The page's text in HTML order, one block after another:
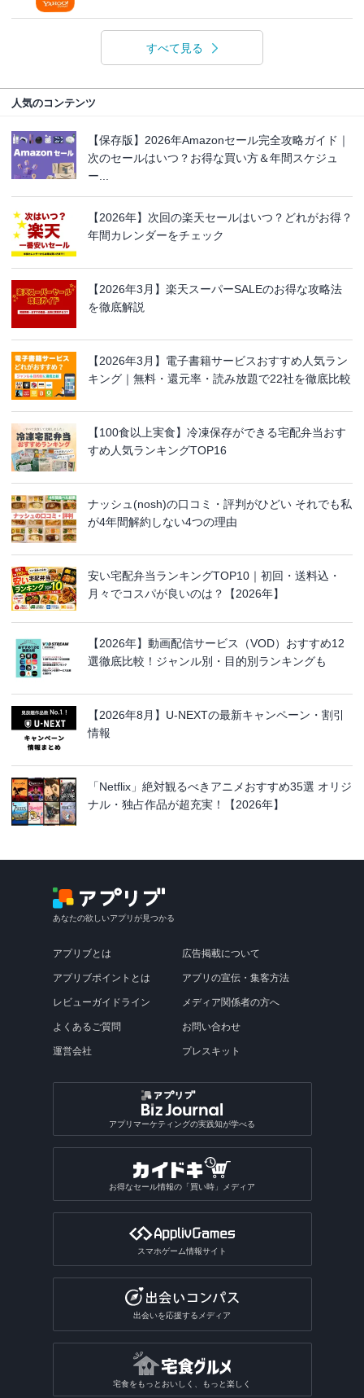
すべて見る
人気のコンテンツ
【保存版】2026年Amazonセール完全攻略ガイド｜
次のセールはいつ？お得な買い方＆年間スケジュ
ー...
【2026年】次回の楽天セールはいつ？どれがお得？
年間カレンダーをチェック
【2026年3月】楽天スーパーSALEのお得な攻略法
を徹底解説
【2026年3月】電子書籍サービスおすすめ人気ラン
キング｜無料・還元率・読み放題で22社を徹底比較
【100食以上実食】冷凍保存ができる宅配弁当おす
すめ人気ランキングTOP16
ナッシュ(nosh)の口コミ・評判がひどい それでも私
が4年間解約しない4つの理由
安い宅配弁当ランキングTOP10｜初回・送料込・
月々でコスパが良いのは？【2026年】
【2026年】動画配信サービス（VOD）おすすめ12
選徹底比較！ジャンル別・目的別ランキングも
【2026年8月】U-NEXTの最新キャンペーン・割引
情報
「Netflix」絶対観るべきアニメおすすめ35選 オリジ
ナル・独占作品が超充実！【2026年】
あなたの欲しいアプリが見つかる
アプリブとは
アプリブポイントとは
レビューガイドライン
よくあるご質問
運営会社
広告掲載について
アプリの宣伝・集客方法
メディア関係者の方へ
お問い合わせ
プレスキット
アプリマーケティングの実践知が学べる
お得なセール情報の「買い時」メディア
スマホゲーム情報サイト
出会いを応援するメディア
宅食をもっとおいしく、もっと楽しく